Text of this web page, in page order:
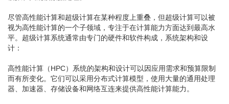
尽管高性能计算和超级计算在某种程度上重叠，但超级计算可以被
视为高性能计算的一个子领域，专注于在计算能力方面达到最高水
平。超级计算系统通常由专门的硬件和软件构成，系统架构和设
计：
高性能计算（HPC）系统的架构和设计可以因应用需求和预算限制
而有所变化。它们可以采用分布式计算模型，使用大量的通用处理
器、加速器、存储设备和网络互连来提供高性能计算能力。